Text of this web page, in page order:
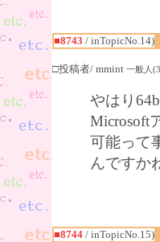
■8743 / inTopicNo.14)
□投稿者/ mmint 一般人
やはり
Microsoft
可能って
んですか
■8744 / inTopicNo.15)